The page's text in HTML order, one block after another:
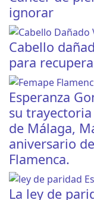
ignorar
Cabello
para
Esperanza
su
de Málaga,
aniversario
Flamenca.
La ley de